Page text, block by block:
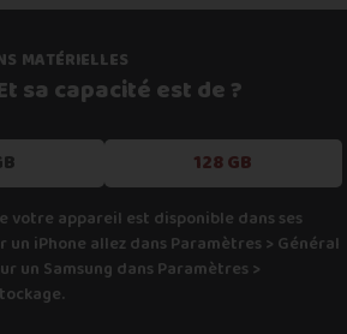
matérielles
sa capacitéest de ?
128 GB
votre appareil est disponible dans ses
un iPhone allez dans Paramètres > Général
un Samsung dans Paramètres >